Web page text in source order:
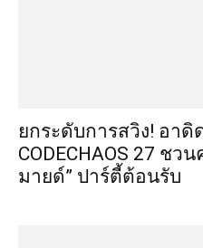
ยกระดับการสวิง! อาดิ
CODECHAOS 27 ชว
มายด์” ปาร์ตี้ต้อนรับ